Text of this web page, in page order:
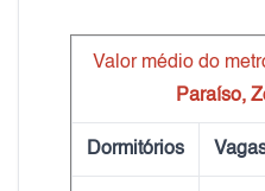
Valor médio do
Paraíso,
Dormitórios